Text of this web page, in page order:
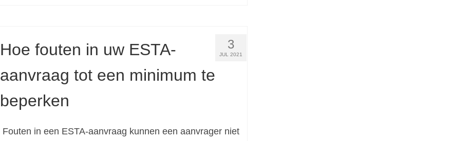
3
JUL 2021
Hoe fouten in uw ESTA-
aanvraag tot een minimum te
beperken
Fouten in een ESTA-aanvraag kunnen een aanvrager niet